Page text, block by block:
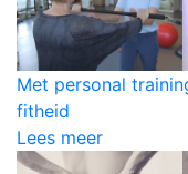
Met personal
fitheid
Lees meer